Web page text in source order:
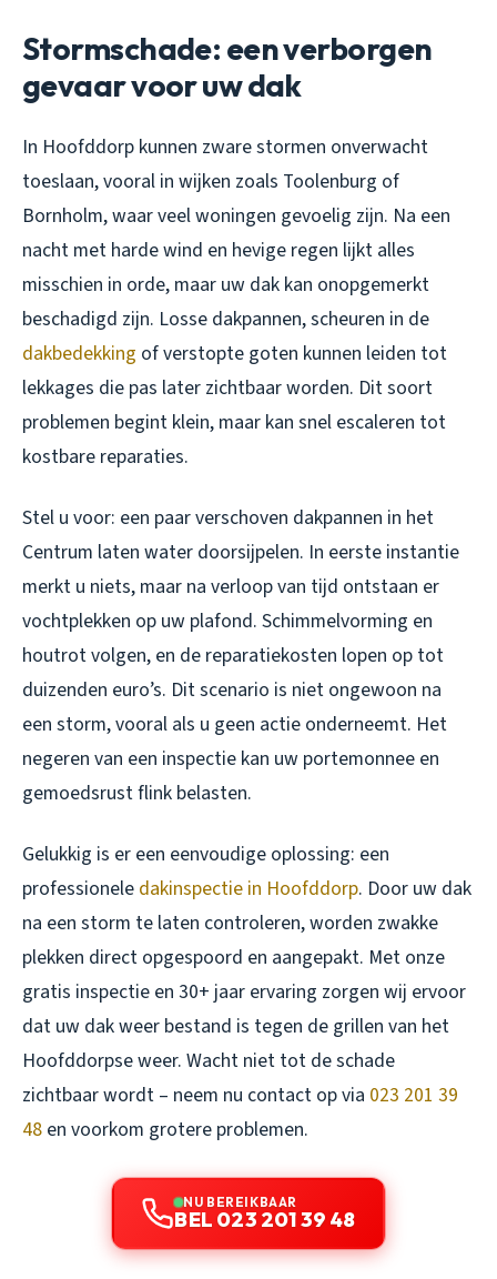
Stormschade: een verborgen
gevaar voor uw dak
In Hoofddorp kunnen zware stormen onverwacht
toeslaan, vooral in wijken zoals Toolenburg of
Bornholm, waar veel woningen gevoelig zijn. Na een
nacht met harde wind en hevige regen lijkt alles
misschien in orde, maar uw dak kan onopgemerkt
beschadigd zijn. Losse dakpannen, scheuren in de
dakbedekking of verstopte goten kunnen leiden tot
lekkages die pas later zichtbaar worden. Dit soort
problemen begint klein, maar kan snel escaleren tot
kostbare reparaties.
Stel u voor: een paar verschoven dakpannen in het
Centrum laten water doorsijpelen. In eerste instantie
merkt u niets, maar na verloop van tijd ontstaan er
vochtplekken op uw plafond. Schimmelvorming en
houtrot volgen, en de reparatiekosten lopen op tot
duizenden euro’s. Dit scenario is niet ongewoon na
een storm, vooral als u geen actie onderneemt. Het
negeren van een inspectie kan uw portemonnee en
gemoedsrust flink belasten.
Gelukkig is er een eenvoudige oplossing: een
professionele dakinspectie in Hoofddorp. Door uw dak
na een storm te laten controleren, worden zwakke
plekken direct opgespoord en aangepakt. Met onze
gratis inspectie en 30+ jaar ervaring zorgen wij ervoor
dat uw dak weer bestand is tegen de grillen van het
Hoofddorpse weer. Wacht niet tot de schade
zichtbaar wordt – neem nu contact op via 023 201 39
48 en voorkom grotere problemen.
NU BEREIKBAAR
BEL 023 201 39 48